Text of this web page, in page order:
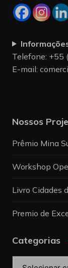
Telefone:
E-mail:
Nossos
Prêmio Mina
Workshop
Livro Cidades
Premio de
Categorias